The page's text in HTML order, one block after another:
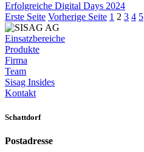
Erfolgreiche Digital Days 2024
Erste Seite Vorherige Seite 1 2 3 4 5
Einsatzbereiche
Produkte
Firma
Team
Sisag Insides
Kontakt
Schattdorf
Postadresse